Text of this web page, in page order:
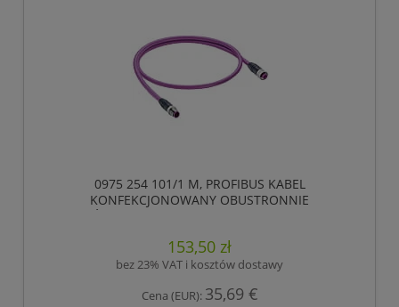
0975 254 101/1 M, PROFIBUS KABEL
KONFEKCJONOWANY OBUSTRONNIE
ZAKOŃCZONY, ZŁĄCZE MĘSKIE M12 DO ZŁĄCZE
LUMBERG AUTOMATION
153,50 zł
bez 23% VAT i kosztów dostawy
Cena (EUR): 35,69 €